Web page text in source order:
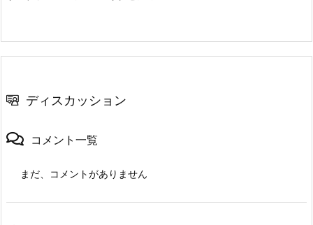
ディスカッション
コメント一覧
まだ、コメントがありません